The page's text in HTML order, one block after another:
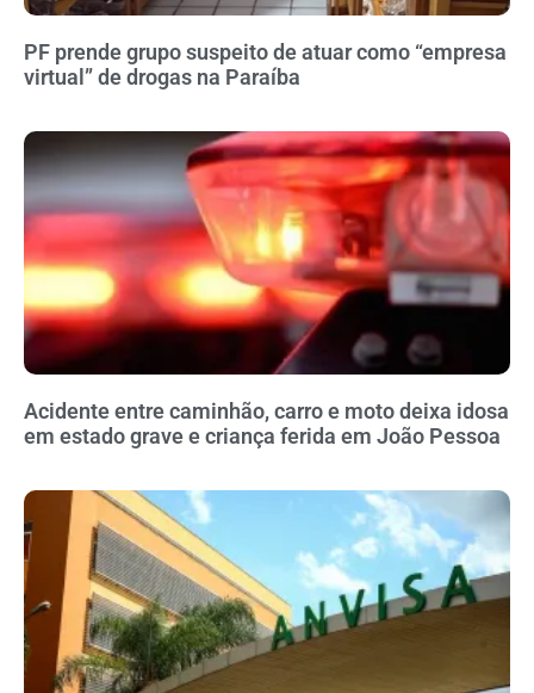
PF prende grupo suspeito de atuar como “empresa
virtual” de drogas na Paraíba
Acidente entre caminhão, carro e moto deixa idosa
em estado grave e criança ferida em João Pessoa